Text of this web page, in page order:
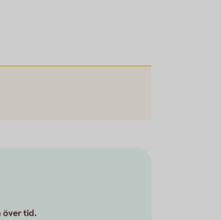
över tid.